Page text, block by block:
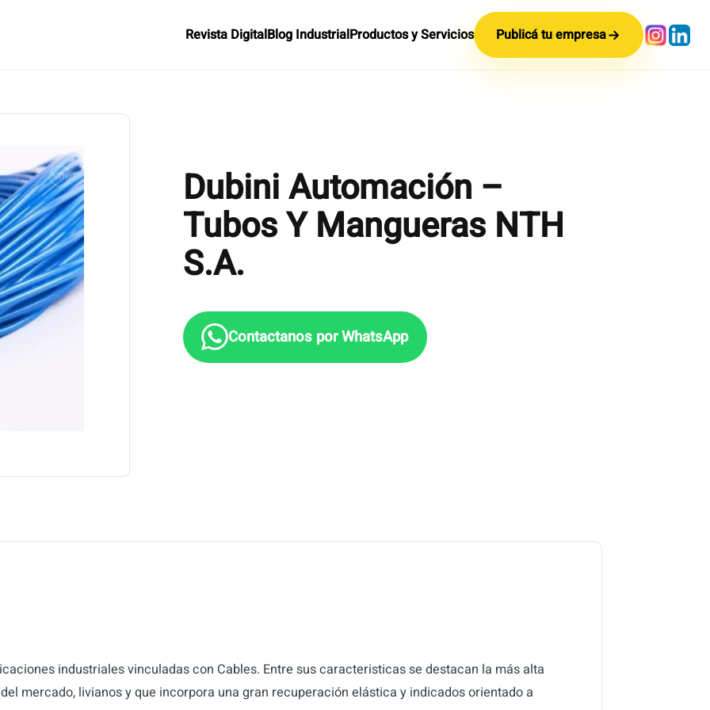
Revista DigitalBlog IndustrialProductos y Servicios Publicá tu empresa
Dubini Automación –
Tubos Y Mangueras NTH
S.A.
industriales vinculadas con Cables. Entre sus caracteristicas se destacan la más alta
mercado, livianos y que incorpora una gran recuperación elástica y indicados orientado a